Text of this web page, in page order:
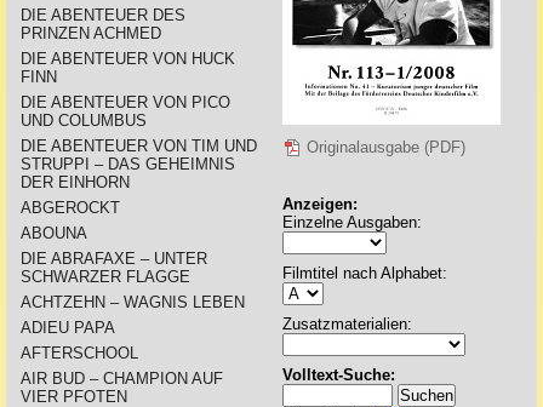
DIE ABENTEUER DES
PRINZEN ACHMED
DIE ABENTEUER VON HUCK
FINN
DIE ABENTEUER VON PICO
UND COLUMBUS
DIE ABENTEUER VON TIM UND
STRUPPI – DAS GEHEIMNIS
DER EINHORN
ABGEROCKT
ABOUNA
DIE ABRAFAXE – UNTER
SCHWARZER FLAGGE
ACHTZEHN – WAGNIS LEBEN
ADIEU PAPA
AFTERSCHOOL
AIR BUD – CHAMPION AUF
VIER PFOTEN
Originalausgabe (PDF)
Anzeigen:
Einzelne Ausgaben:
Filmtitel nach Alphabet:
Zusatzmaterialien:
Volltext-Suche: